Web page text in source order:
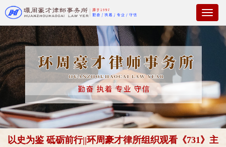
Toggle
以史为鉴 砥砺前行||环周豪才律所组织观看《731》主